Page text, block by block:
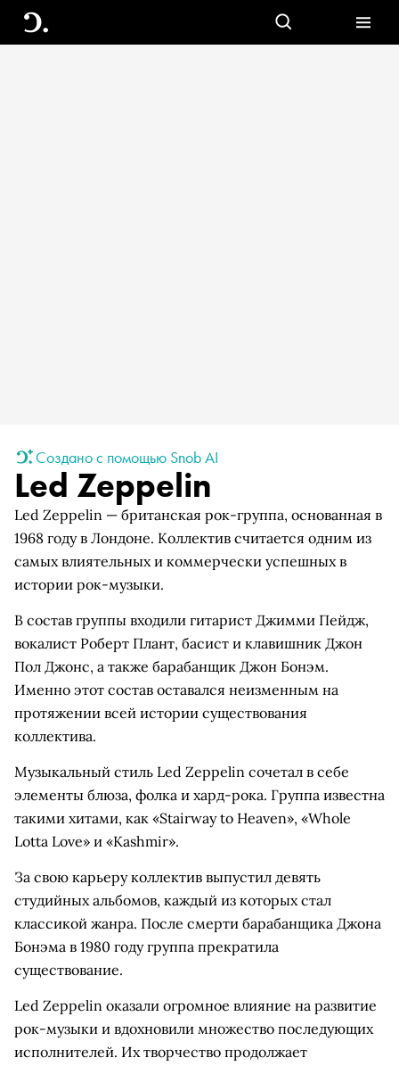
Создано с помощью Snob AI
Led Zeppelin
Led Zeppelin — британская рок-группа, основанная в
1968 году в Лондоне. Коллектив считается одним из
самых влиятельных и коммерчески успешных в
истории рок-музыки.
В состав группы входили гитарист Джимми Пейдж,
вокалист Роберт Плант, басист и клавишник Джон
Пол Джонс, а также барабанщик Джон Бонэм.
Именно этот состав оставался неизменным на
протяжении всей истории существования
коллектива.
Музыкальный стиль Led Zeppelin сочетал в себе
элементы блюза, фолка и хард-рока. Группа известна
такими хитами, как «Stairway to Heaven», «Whole
Lotta Love» и «Kashmir».
За свою карьеру коллектив выпустил девять
студийных альбомов, каждый из которых стал
классикой жанра. После смерти барабанщика Джона
Бонэма в 1980 году группа прекратила
существование.
Led Zeppelin оказали огромное влияние на развитие
рок-музыки и вдохновили множество последующих
исполнителей. Их творчество продолжает